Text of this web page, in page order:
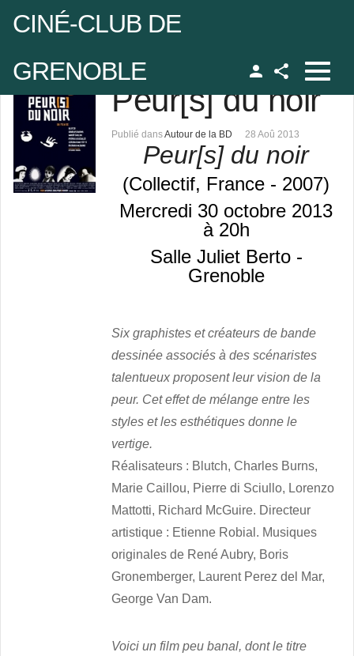
CINÉ-CLUB DE
GRENOBLE
Facebook
Peur[s] du noir
Publié dansAutour de la BD 28 Aoû 2013
Peur[s] du noir
(Collectif, France - 2007)
Mercredi 30 octobre 2013
à 20h
Salle Juliet Berto -
Grenoble
Six graphistes et créateurs de bande
dessinée associés à des scénaristes
talentueux proposent leur vision de la
peur. Cet effet de mélange entre les
styles et les esthétiques donne le
vertige.
Réalisateurs : Blutch, Charles Burns,
Marie Caillou, Pierre di Sciullo, Lorenzo
Mattotti, Richard McGuire. Directeur
artistique : Etienne Robial. Musiques
originales de René Aubry, Boris
Gronemberger, Laurent Perez del Mar,
George Van Dam.
Voici un film peu banal, dont le titre
passe